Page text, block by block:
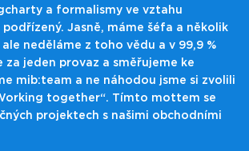
a formalismy ve vztahu
podřízený. Jasně, máme šéfa a několik
neděláme z toho vědu a v 99,9 %
za jeden provaz a směřujeme ke
mib:team a ne náhodou jsme si zvolili
together“. Tímto mottem se
projektech s našimi obchodními